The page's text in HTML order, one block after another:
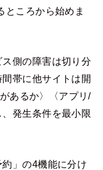
ところから始めま
側の障害は切り分
帯に他サイトは開
あるか〉〈アプリ/
発生条件を最小限
」の4機能に分け